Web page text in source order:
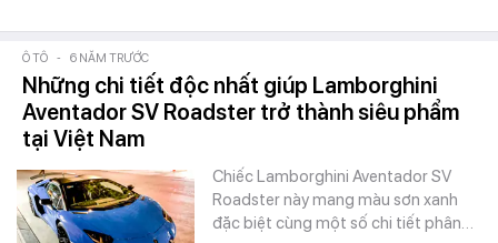
Ô TÔ - 6 NĂM TRƯỚC
Những chi tiết độc nhất giúp Lamborghini
Aventador SV Roadster trở thành siêu phẩm
tại Việt Nam
Chiếc Lamborghini Aventador SV
Roadster này mang màu sơn xanh
đặc biệt cùng một số chi tiết phân…